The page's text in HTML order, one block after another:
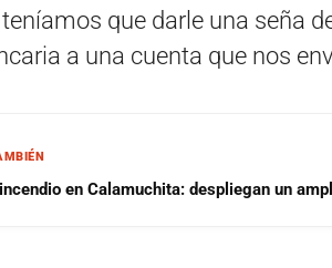
que darle una seña
a una cuenta que nos
en Calamuchita: despliegan un